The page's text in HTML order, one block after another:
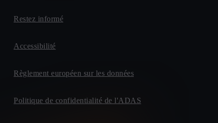
Restez informé
Accessibilité
Règlement européen sur les données
Politique de confidentialité de l'ADAS